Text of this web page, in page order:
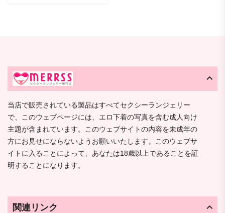
当店で販売されている製品はすべてセクシーランジェリー
で、このウェブページには、エロ下着の写真を含む成人向け
主題が含まれています。このウェブサイトの内容を未成年の
方にお見せにならないようお願いいたします。このウェブサ
イトに入ることによって、あなたは18歳以上であることを証
明することになります。
関連リンク